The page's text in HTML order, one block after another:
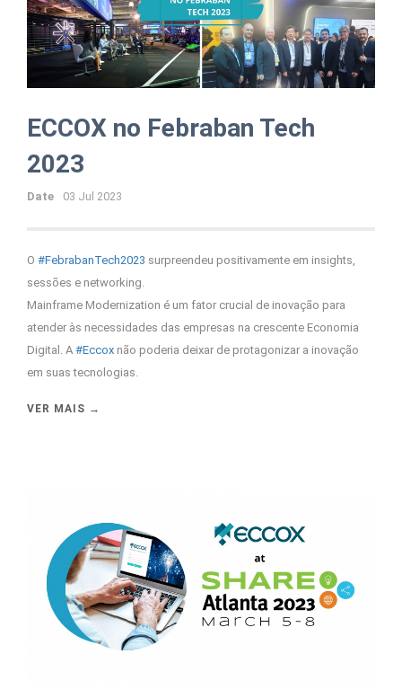
ECCOX no Febraban Tech
2023
Date 03 Jul 2023
O #FebrabanTech2023 surpreendeu positivamente em insights,
sessões e networking.
Mainframe Modernization é um fator crucial de inovação para
atender às necessidades das empresas na crescente Economia
Digital. A #Eccox não poderia deixar de protagonizar a inovação
em suas tecnologias.
VER MAIS →